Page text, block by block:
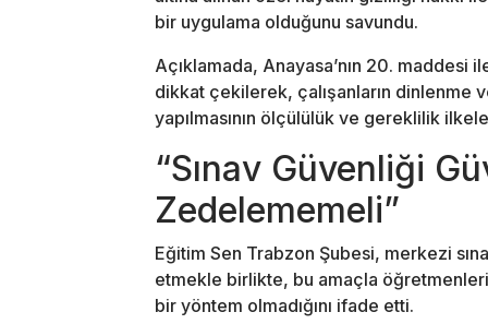
bir uygulama olduğunu savundu.
Açıklamada, Anayasa’nın 20. maddesi
dikkat çekilerek, çalışanların dinlenme
yapılmasının ölçülülük ve gereklilik
“Sınav Güvenliği
Zedelememeli”
Eğitim Sen Trabzon Şubesi, merkezi
etmekle birlikte, bu amaçla öğretmenlerin
bir yöntem olmadığını ifade etti.